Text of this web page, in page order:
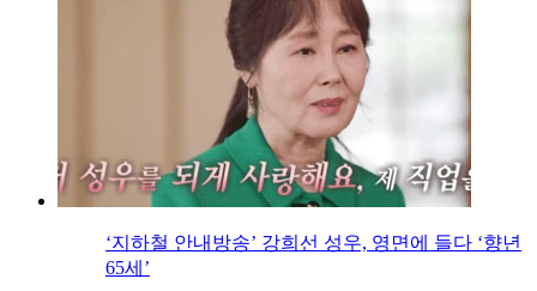
‘지하철 안내방송’ 강희선 성우, 영면에 들다 ‘향년
65세’